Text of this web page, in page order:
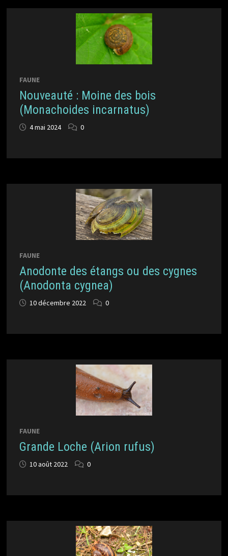
FAUNE
Nouveauté : Moine des bois
(Monachoides incarnatus)
4 mai 2024 0
FAUNE
Anodonte des étangs ou des cygnes
(Anodonta cygnea)
10 décembre 2022 0
FAUNE
Grande Loche (Arion rufus)
10 août 2022 0